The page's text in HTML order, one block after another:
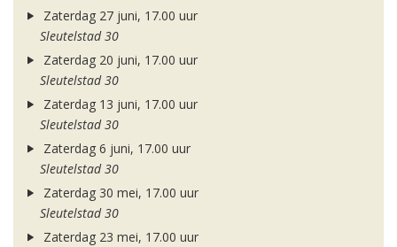
Zaterdag 27 juni, 17.00 uur
Sleutelstad 30
Zaterdag 20 juni, 17.00 uur
Sleutelstad 30
Zaterdag 13 juni, 17.00 uur
Sleutelstad 30
Zaterdag 6 juni, 17.00 uur
Sleutelstad 30
Zaterdag 30 mei, 17.00 uur
Sleutelstad 30
Zaterdag 23 mei, 17.00 uur